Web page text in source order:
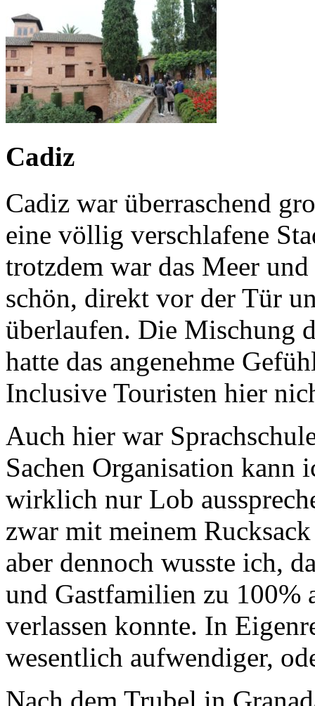
Cadiz
Cadiz war überraschend
eine völlig verschlafene
trotzdem war das Meer
schön, direkt vor der Tür
überlaufen. Die Mischung
hatte das angenehme
Inclusive Touristen hier
Auch hier war
Sachen Organisation kann
wirklich nur Lob
zwar mit meinem
aber dennoch wusste ich,
und Gastfamilien zu 100%
verlassen konnte. In
wesentlich aufwendiger,